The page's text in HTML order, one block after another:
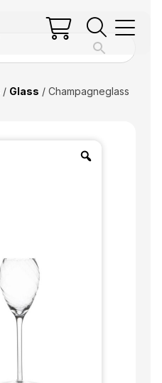
/ Glass / Champagneglass